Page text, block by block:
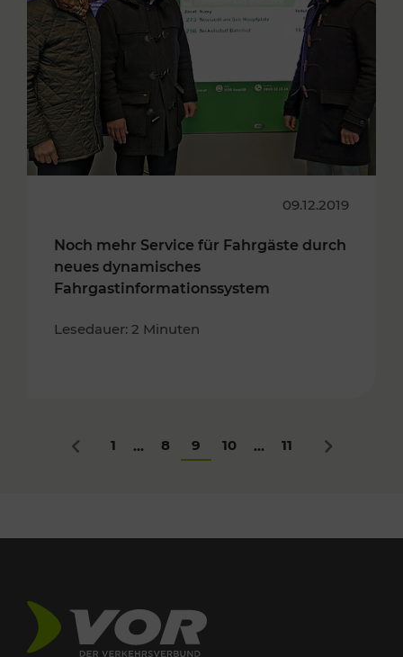
09.12.2019
Noch mehr Service für Fahrgäste durch
neues dynamisches
Fahrgastinformationssystem
Lesedauer: 2 Minuten
Zurück
1 ... 8 9 10 ... 11 Nächstes